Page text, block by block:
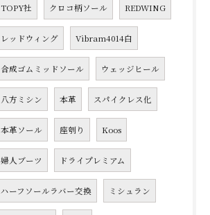
TOPY社 クロコ柄ソール REDWING
レッドウィング Vibram4014白
合成ゴムミッドソール ウェッジヒール
八方ミシン 本革 スパイクレス化
本革ソール 座刳り Koos
婦人ブーツ ドライプレミアム
ハーフソールラバー交換 ミシュラン